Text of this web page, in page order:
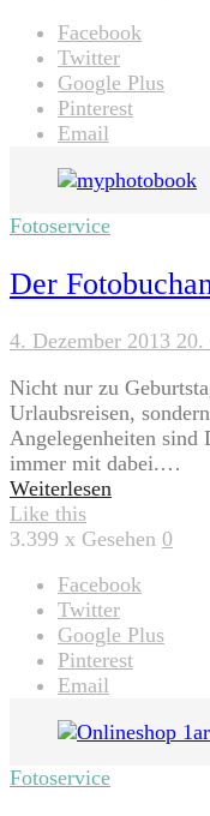
Facebook
Twitter
Google Plus
Pinterest
Email
Fotoservice
Der
4. Dezember 2013 20.
Nicht nur zu
Urlaubsreisen,
Angelegenheiten sind
immer mit dabei.…
Weiterlesen
Like this
3.399 x Gesehen 0
Facebook
Twitter
Google Plus
Pinterest
Email
Fotoservice